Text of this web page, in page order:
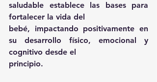
saludable establece las bases para
fortalecer la vida del
bebé, impactando positivamente en
su desarrollo físico, emocional y
cognitivo desde el
principio.